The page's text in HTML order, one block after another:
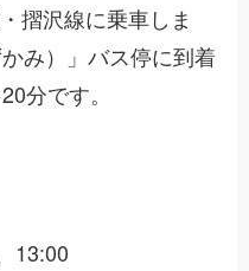
摺沢線に乗車しま
み）」バス停に到着
分です。
13:00